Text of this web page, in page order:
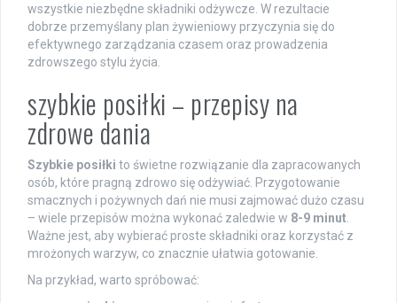
wszystkie niezbędne składniki odżywcze. W rezultacie
dobrze przemyślany plan żywieniowy przyczynia się do
efektywnego zarządzania czasem oraz prowadzenia
zdrowszego stylu życia.
szybkie posiłki – przepisy na
zdrowe dania
Szybkie posiłki to świetne rozwiązanie dla zapracowanych
osób, które pragną zdrowo się odżywiać. Przygotowanie
smacznych i pożywnych dań nie musi zajmować dużo czasu
– wiele przepisów można wykonać zaledwie w 8-9 minut
Ważne jest, aby wybierać proste składniki oraz korzystać z
mrożonych warzyw, co znacznie ułatwia gotowanie.
Na przykład, warto spróbować: